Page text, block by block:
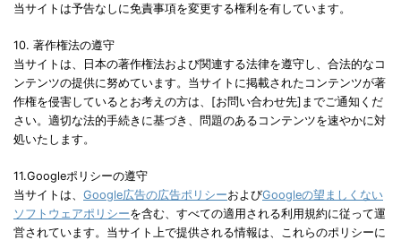
当サイトは予告なしに免責事項を変更する権利を有しています。
10. 著作権法の遵守
当サイトは、日本の著作権法および関連する法律を遵守し、合法的なコ
ンテンツの提供に努めています。当サイトに掲載されたコンテンツが著
作権を侵害しているとお考えの方は、[お問い合わせ先]までご通知くだ
さい。適切な法的手続きに基づき、問題のあるコンテンツを速やかに対
処いたします。
11.Googleポリシーの遵守
当サイトは、 Google広告の広告ポリシーおよびGoogleの望ましくない
ソフトウェアポリシーを含む、すべての適用される利用規約に従って運
営されています。当サイト上で提供される情報は、これらのポリシーに